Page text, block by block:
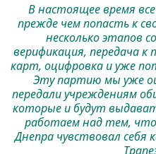
В настоящее время
прежде чем попасть к
несколько этапов
верификация, передача к
карт, оцифровка и уже
Эту партию мы уже
передали учреждениям
которые и будут
работаем над тем,
Днепра чувствовал